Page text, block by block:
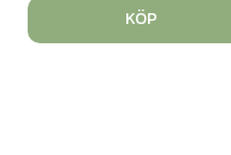
KÖP